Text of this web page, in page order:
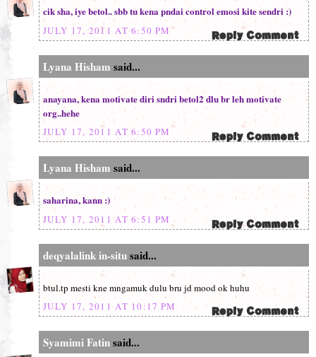
cik sha, iye betol.. sbb tu kena pndai control emosi kite sendri :)
JULY 17, 2011 AT 6:50 PM
Lyana Hisham said...
anayana, kena motivate diri sndri betol2 dlu br leh motivate
org..hehe
JULY 17, 2011 AT 6:50 PM
Lyana Hisham said...
saharina, kann :)
JULY 17, 2011 AT 6:51 PM
deqyalalink in-situsaid...
btul.tp mesti kne mngamuk dulu bru jd mood ok huhu
JULY 17, 2011 AT 10:17 PM
Syamimi Fatinsaid...